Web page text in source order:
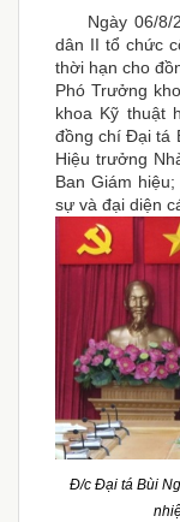
Ngày 06/8/
dân II tổ chức
thời hạn cho
Phó Trưởng
khoa Kỹ thuật
đồng chí Đại tá
Hiệu trưởng
Ban Giám
sự và đại diện
Đ/c Đại tá Bùi